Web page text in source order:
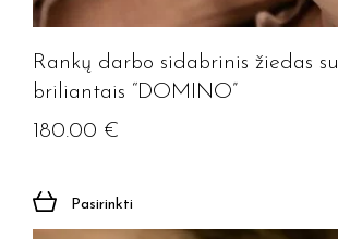
Rankų darbo sidabrinis žiedas su
briliantais “DOMINO”
180.00 €
Pasirinkti